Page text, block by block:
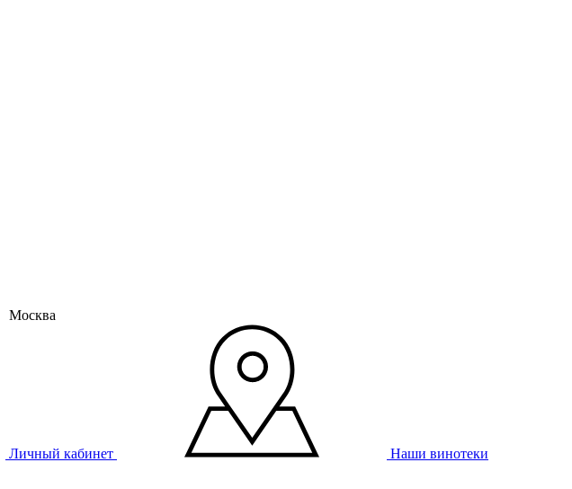
Москва
Личный кабинет Наши винотеки